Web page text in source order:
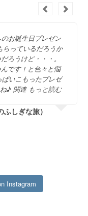
お誕生日プレゼン
らっているだろうか
ろうけど・・・。
です！と色々と悩
いこもったプレゼ
♪ 関連 もっと読む
しぎな旅）
Instagram